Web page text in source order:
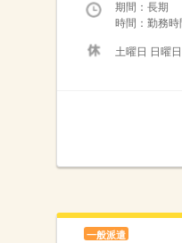
期間：長期
時間：勤
土曜日 日曜
一般派遣